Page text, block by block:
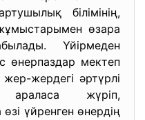
білімінің,
өзара
Үйірмеден
өнерпаздар мектеп
жер-жердегі әртүрлі
араласа жүріп,
үйренген өнердің